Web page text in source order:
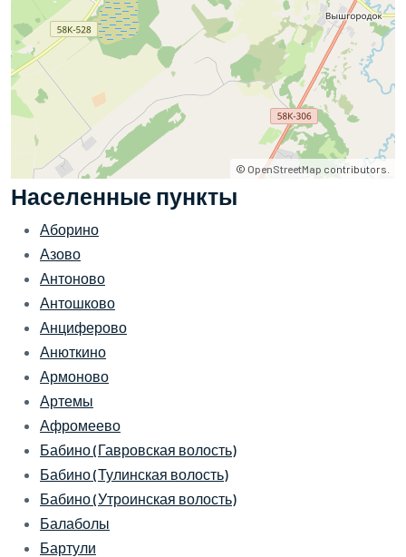
© OpenStreetMap contributors.
Населенные пункты
Аборино
Азово
Антоново
Антошково
Анциферово
Анюткино
Армоново
Артемы
Афромеево
Бабино (Гавровская волость)
Бабино (Тулинская волость)
Бабино (Утроинская волость)
Балаболы
Бартули